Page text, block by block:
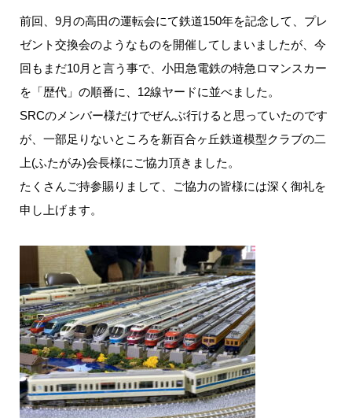
前回、9月の高田の運転会にて鉄道150年を記念して、プレ
ゼント交換会のようなものを開催してしまいましたが、今
回もまだ10月と言う事で、小田急電鉄の特急ロマンスカー
を「歴代」の順番に、12線ヤードに並べました。
SRCのメンバー様だけでぜんぶ行けると思っていたのです
が、一部足りないところを新百合ヶ丘鉄道模型クラブの二
上(ふたがみ)会長様にご協力頂きました。
たくさんご持参賜りまして、ご協力の皆様には深く御礼を
申し上げます。